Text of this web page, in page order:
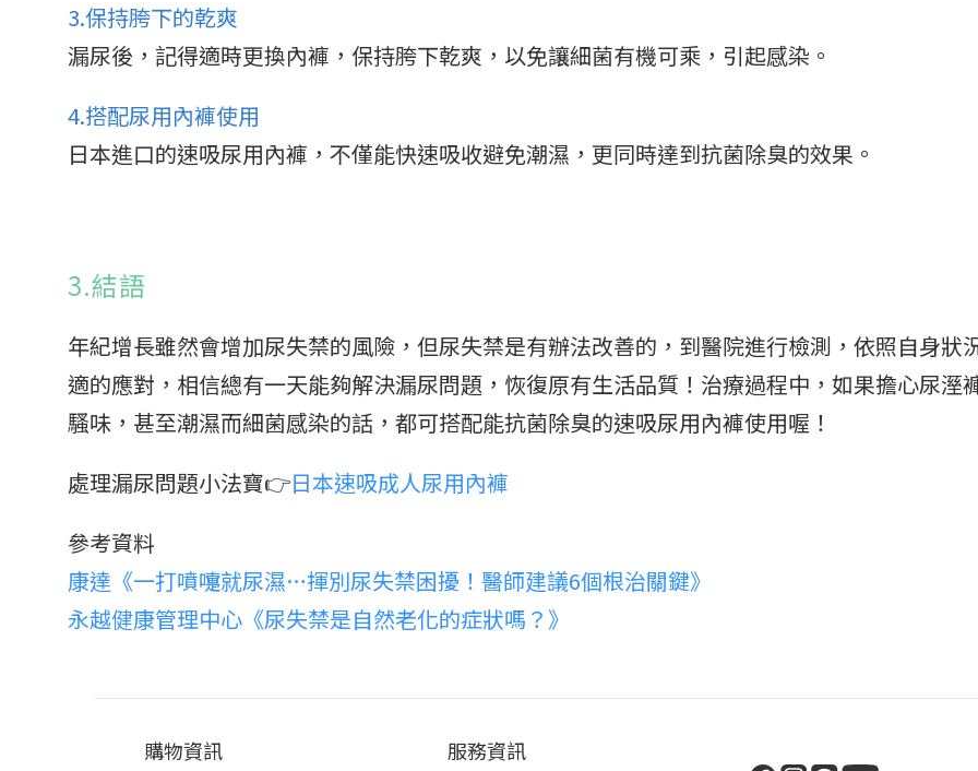
3.保持胯下的乾爽
漏尿後，記得適時更換內褲，保持胯下乾爽，以免讓細菌有機可乘，引起感染。
4.搭配尿用內褲使用
日本進口的速吸尿用內褲，不僅能快速吸收避免潮濕，更同時達到抗菌除臭的效果。
3.結語
年紀增長雖然會增加尿失禁的風險，但尿失禁是有辦法改善的，到醫院進行檢測，依照自身狀
適的應對，相信總有一天能夠解決漏尿問題，恢復原有生活品質！治療過程中，如果擔心尿溼
騷味，甚至潮濕而細菌感染的話，都可搭配能抗菌除臭的速吸尿用內褲使用喔！
處理漏尿問題小法寶👉日本速吸成人尿用內褲
參考資料
康達《一打噴嚏就尿濕…揮別尿失禁困擾！醫師建議6個根治關鍵》
永越健康管理中心《尿失禁是自然老化的症狀嗎？》
購物資訊 服務資訊